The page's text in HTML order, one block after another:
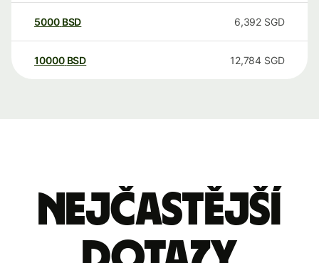
5000 BSD 6,392 SGD
10000 BSD 12,784 SGD
Nejčastější